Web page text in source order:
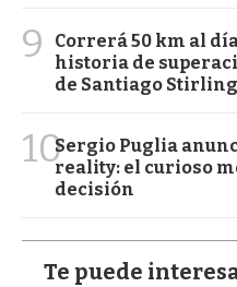
9
Correrá 50 km al
historia de
de Santiago Stirling
10Sergio Puglia
reality: el curioso
decisión
Te puede